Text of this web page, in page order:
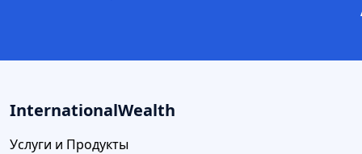
InternationalWealth
Услуги и Продукты